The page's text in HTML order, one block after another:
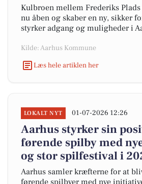
Kulbroen mellem Frederiks Plads
nu åben og skaber en ny, sikker
styrker adgang og muligheder i
Kilde: Aarhus Kommune
Læs hele artiklen her
LOKALT NYT 01-07-2026 12:26
Aarhus styrker sin
førende spilby med
og stor spilfestival i
Aarhus samler kræfterne for at
førende spilbyer med nye